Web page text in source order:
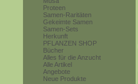
Proteen
Samen-Raritäten
Gekeimte Samen
Samen-Sets
Herkunft
PFLANZEN SHOP
Bücher
Alles für die Anzucht
Alle Artikel
Angebote
Neue Produkte